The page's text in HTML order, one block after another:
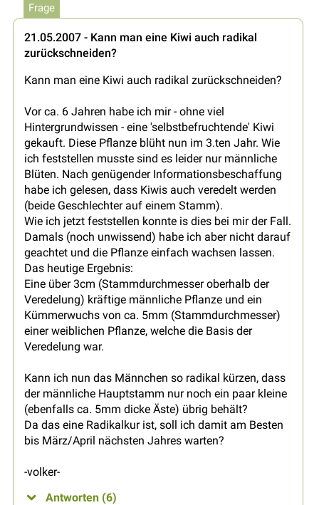
Frage
21.05.2007 - Kann man eine Kiwi auch radikal
zurückschneiden?
Kann man eine Kiwi auch radikal zurückschneiden?
Vor ca. 6 Jahren habe ich mir - ohne viel
Hintergrundwissen - eine 'selbstbefruchtende' Kiwi
gekauft. Diese Pflanze blüht nun im 3.ten Jahr. Wie
ich feststellen musste sind es leider nur männliche
Blüten. Nach genügender Informationsbeschaffung
habe ich gelesen, dass Kiwis auch veredelt werden
(beide Geschlechter auf einem Stamm).
Wie ich jetzt feststellen konnte is dies bei mir der Fall.
Damals (noch unwissend) habe ich aber nicht darauf
geachtet und die Pflanze einfach wachsen lassen.
Das heutige Ergebnis:
Eine über 3cm (Stammdurchmesser oberhalb der
Veredelung) kräftige männliche Pflanze und ein
Kümmerwuchs von ca. 5mm (Stammdurchmesser)
einer weiblichen Pflanze, welche die Basis der
Veredelung war.
Kann ich nun das Männchen so radikal kürzen, dass
der männliche Hauptstamm nur noch ein paar kleine
(ebenfalls ca. 5mm dicke Äste) übrig behält?
Da das eine Radikalkur ist, soll ich damit am Besten
bis März/April nächsten Jahres warten?
-volker-
Antworten (6)